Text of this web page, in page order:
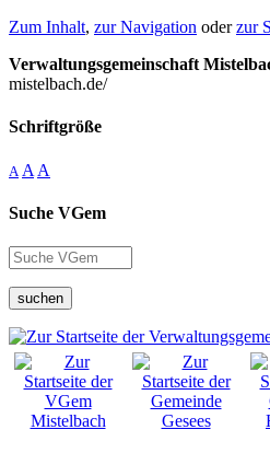
Zum Inhalt, zur Navigation oderzur
Verwaltungsgemeinschaft
mistelbach.de/
Schriftgröße
A A A
Suche VGem
suchen